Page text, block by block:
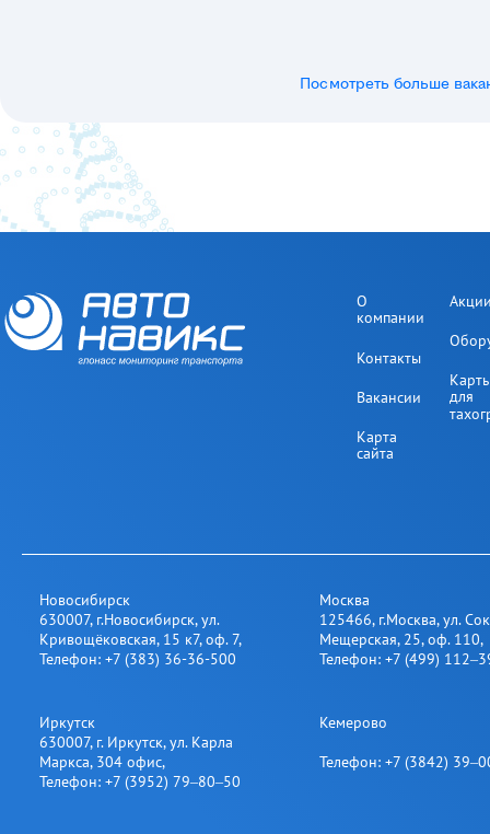
Посмотреть больше
О
компании
Контакты
Вакансии
Карта
сайта
для
Новосибирск
630007, г.Новосибирск,ул.
Кривощёковская, 15 к7, оф. 7,
Телефон: +7 (383) 36-36-500
Москва
125466, г.Москва,ул.
Мещерская, 25​, оф. 110,
Телефон: +7 (499)
Иркутск
630007, г. Иркутск,ул. Карла
Маркса, 304 офис,
Телефон: +7 (3952) 79‒80‒50
Кемерово
Телефон: +7 (3842)